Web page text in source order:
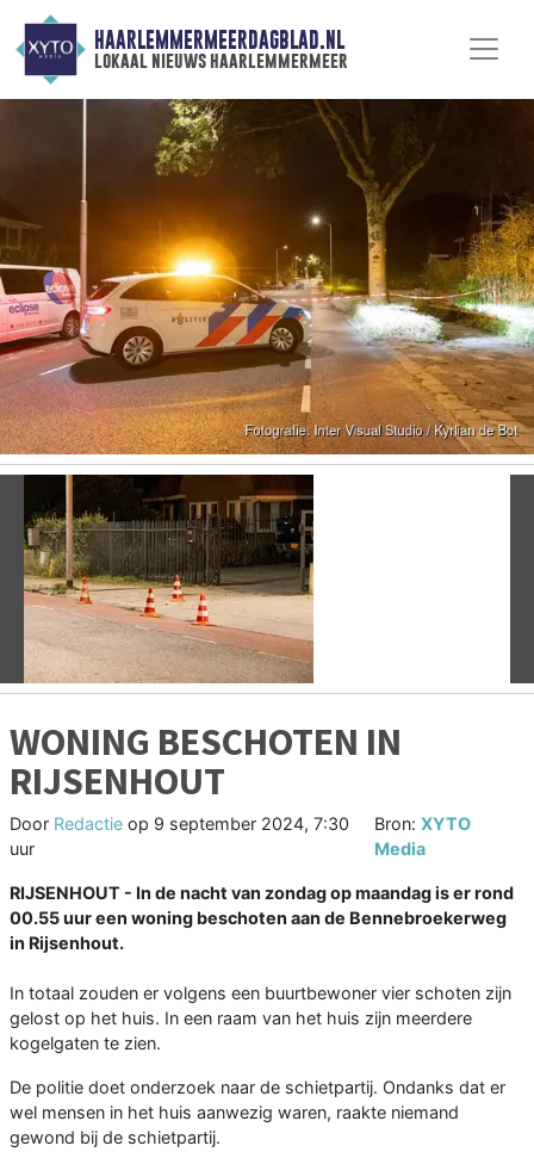
HAARLEMMERMEERDAGBLAD.NL
lokaal nieuws haarlemmermeer
Vorige
WONING BESCHOTEN IN
RIJSENHOUT
Door Redactie op 9 september 2024, 7:30
uur
Bron:XYTO
Media
RIJSENHOUT - In de nacht van zondag op maandag is er rond
00.55 uur een woning beschoten aan de Bennebroekerweg
in Rijsenhout.
In totaal zouden er volgens een buurtbewoner vier schoten zijn
gelost op het huis. In een raam van het huis zijn meerdere
kogelgaten te zien.
De politie doet onderzoek naar de schietpartij. Ondanks dat er
wel mensen in het huis aanwezig waren, raakte niemand
gewond bij de schietpartij.